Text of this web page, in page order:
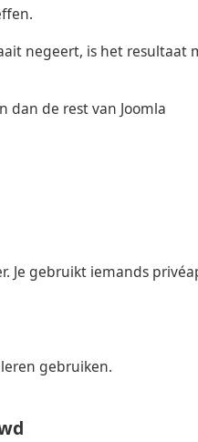
negeert, is het resultaat
dan de rest van Joomla
Je gebruikt iemands
gebruiken.